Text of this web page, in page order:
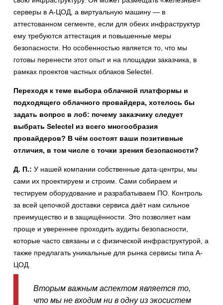
серверы в А-ЦОД, а виртуальную машину — в
аттестованном сегменте, если для обеих инфраструктур
ему требуются аттестация и повышенные меры
безопасности. Но особенностью является то, что мы
готовы перенести этот опыт и на площадки заказчика, в
рамках проектов частных облаков Selectel.
Переходя к теме выбора облачной платформы и
подходящего облачного провайдера, хотелось бы
задать вопрос в лоб: почему заказчику следует
выбрать Selectel из всего многообразия
провайдеров? В чём состоят ваши позитивные
отличия, в том числе с точки зрения безопасности?
Д. П.: У нашей компании собственные дата-центры, мы
сами их проектируем и строим. Сами собираем и
тестируем оборудование и разрабатываем ПО. Контроль
за всей цепочкой доставки сервиса даёт нам сильное
преимущество и в защищённости. Это позволяет нам
проще и увереннее проходить аудиты безопасности,
которые часто связаны и с физической инфраструктурой, а
также предлагать уникальные для рынка сервисы типа А-
ЦОД.
Вторым важным аспектом является то,
что мы не входим ни в одну из экосистем